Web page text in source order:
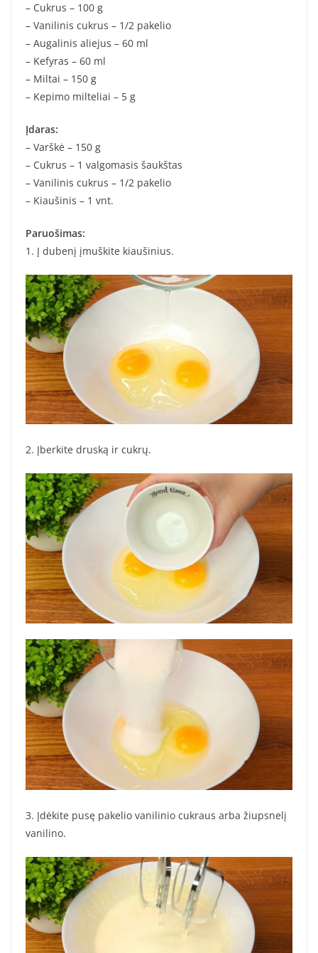
– Cukrus – 100 g
– Vanilinis cukrus – 1/2 pakelio
– Augalinis aliejus – 60 ml
– Kefyras – 60 ml
– Miltai – 150 g
– Kepimo milteliai – 5 g
Įdaras:
– Varškė – 150 g
– Cukrus – 1 valgomasis šaukštas
– Vanilinis cukrus – 1/2 pakelio
– Kiaušinis – 1 vnt.
Paruošimas:
1. Į dubenį įmuškite kiaušinius.
2. Įberkite druską ir cukrų.
3. Įdėkite pusę pakelio vanilinio cukraus arba žiupsnelį
vanilino.